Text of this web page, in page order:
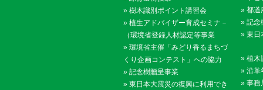
» 樹木識別ポイント講習会
» 植生アドバイザー育成セミナ－
（環境省登録人材認定等事業
» 環境省主催「みどり香るまちづ
くり企画コンテスト」への協力
» 記念樹贈呈事業
» 東日本大震災の復興に利用でき
» 都道
» 記念
» 東日
» 植木
» 沿革
» 事務